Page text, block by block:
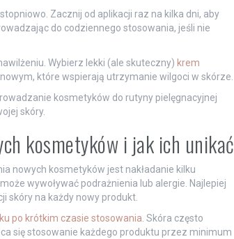
Zacznij od aplikacji raz na kilka dni, aby
do codziennego stosowania, jeśli nie
Wybierz lekki (ale skuteczny) krem
które wspierają utrzymanie wilgoci w skórze.
kosmetyków do rutyny pielęgnacyjnej
skóry.
kosmetyków i jak ich unikać
nowych kosmetyków jest nakładanie kilku
wywoływać podrażnienia lub alergie. Najlepiej
skóry na każdy nowy produkt.
po krótkim czasie stosowania. Skóra często
się stosowanie każdego produktu przez minimum